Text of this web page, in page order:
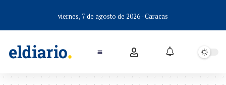
viernes, 7 de agosto de 2026 - Caracas